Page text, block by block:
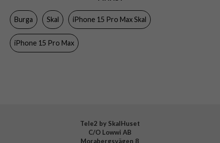
Färg
Varumärke
Burga Skal iPhone 15 Pro Max Skal
iPhone 15 Pro Max
Tele2 by SkalHuset
C/O Lowwi AB
Morabergsvägen 8